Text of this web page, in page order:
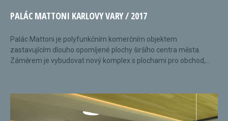
PALÁC MATTONI KARLOVY VARY / 2017
Palác Mattoni je polyfunkčním komerčním objektem
zastavujícím dlouho opomíjené plochy širšího centra města.
Záměrem je vybudovat nový komplex s plochami pro obchod,...